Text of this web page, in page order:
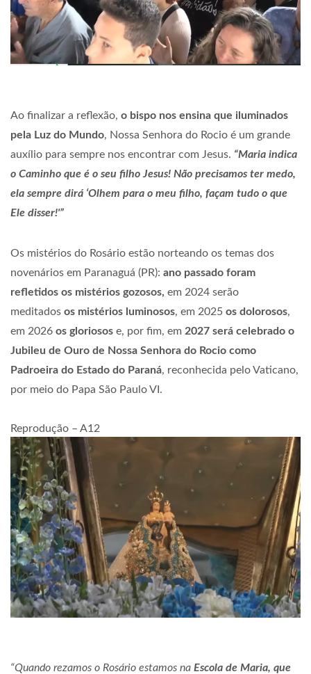
Ao finalizar a reflexão, o bispo nos ensina que iluminados
pela Luz do Mundo, Nossa Senhora do Rocio é um grande
auxílio para sempre nos encontrar com Jesus. “Maria indica
o Caminho que é o seu filho Jesus! Não precisamos ter medo,
ela sempre dirá ‘Olhem para o meu filho, façam tudo o que
Ele disser!'”
Os mistérios do Rosário estão norteando os temas dos
novenários em Paranaguá (PR): ano passado foram
refletidos os mistérios gozosos, em 2024 serão
meditados os mistérios luminosos, em 2025 os dolorosos,
em 2026 os gloriosos e, por fim, em 2027 será celebrado o
Jubileu de Ouro de Nossa Senhora do Rocio como
Padroeira do Estado do Paraná, reconhecida pelo Vaticano,
por meio do Papa São Paulo VI.
Reprodução – A12
“Quando rezamos o Rosário estamos na Escola de Maria, que